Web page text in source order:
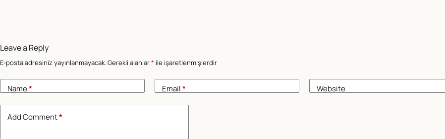
Leave a Reply
E-posta adresiniz yayınlanmayacak.Gerekli alanlar* ile işaretlenmişlerdir
Name* Email* Website
Add Comment*